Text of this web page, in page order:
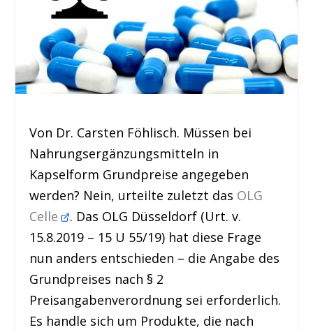
Von Dr. Carsten Föhlisch. Müssen bei
Nahrungsergänzungsmitteln in
Kapselform Grundpreise angegeben
werden? Nein, urteilte zuletzt das OLG
Celle . Das OLG Düsseldorf (Urt. v.
15.8.2019 – 15 U 55/19) hat diese Frage
nun anders entschieden – die Angabe des
Grundpreises nach § 2
Preisangabenverordnung sei erforderlich.
Es handle sich um Produkte, die nach